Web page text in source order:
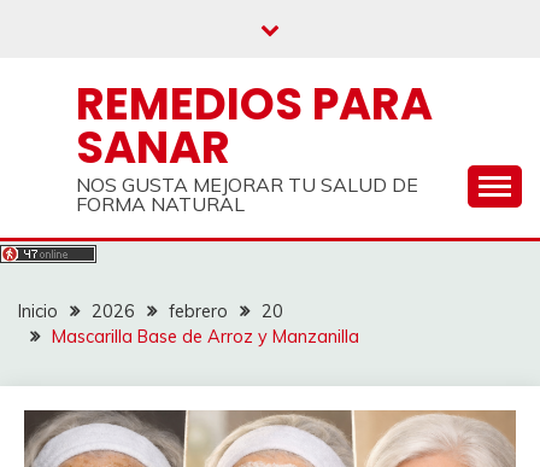
REMEDIOS PARA
SANAR
NOS GUSTA MEJORAR TU SALUD DE
FORMA NATURAL
Inicio 2026 febrero
20
Mascarilla Base de Arroz y Manzanilla